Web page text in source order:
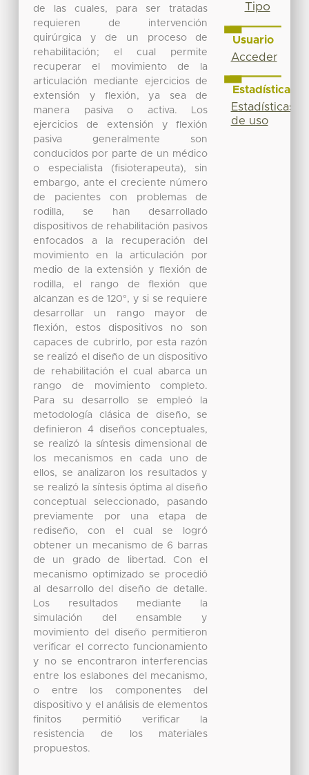
de las cuales, para ser tratadas
requieren de intervención
quirúrgica y de un proceso de
rehabilitación; el cual permite
recuperar el movimiento de la
articulación mediante ejercicios de
extensión y flexión, ya sea de
manera pasiva o activa. Los
ejercicios de extensión y flexión
pasiva generalmente son
conducidos por parte de un médico
o especialista (fisioterapeuta), sin
embargo, ante el creciente número
de pacientes con problemas de
rodilla, se han desarrollado
dispositivos de rehabilitación pasivos
enfocados a la recuperación del
movimiento en la articulación por
medio de la extensión y flexión de
rodilla, el rango de flexión que
alcanzan es de 120°, y si se requiere
desarrollar un rango mayor de
flexión, estos dispositivos no son
capaces de cubrirlo, por esta razón
se realizó el diseño de un dispositivo
de rehabilitación el cual abarca un
rango de movimiento completo.
Para su desarrollo se empleó la
metodología clásica de diseño, se
definieron 4 diseños conceptuales,
se realizó la síntesis dimensional de
los mecanismos en cada uno de
ellos, se analizaron los resultados y
se realizó la síntesis óptima al diseño
conceptual seleccionado, pasando
previamente por una etapa de
rediseño, con el cual se logró
obtener un mecanismo de 6 barras
de un grado de libertad. Con el
mecanismo optimizado se procedió
al desarrollo del diseño de detalle.
Los resultados mediante la
simulación del ensamble y
movimiento del diseño permitieron
verificar el correcto funcionamiento
y no se encontraron interferencias
entre los eslabones del mecanismo,
o entre los componentes del
dispositivo y el análisis de elementos
finitos permitió verificar la
resistencia de los materiales
propuestos.
Tipo
Usuario
Acceder
Estadísticas
Estadísticas
de uso